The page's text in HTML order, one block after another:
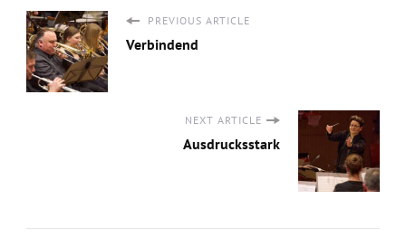
PREVIOUS ARTICLE
Verbindend
NEXT ARTICLE
Ausdrucksstark